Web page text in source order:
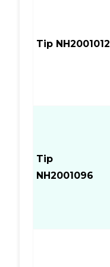
Tip NH2001012
Tip
NH2001096